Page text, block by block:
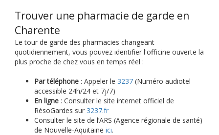
Trouver une pharmacie de garde en
Charente
Le tour de garde des pharmacies changeant
quotidiennement, vous pouvez identifier l'officine ouverte la
plus proche de chez vous en temps réel :
Par téléphone : Appeler le 3237 (Numéro audiotel
accessible 24h/24 et 7j/7)
En ligne : Consulter le site internet officiel de
RésoGardes sur 3237.fr
Consulter le site de l’ARS (Agence régionale de santé)
de Nouvelle-Aquitaine ici.